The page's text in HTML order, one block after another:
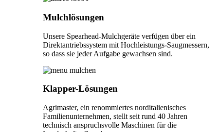
Mulchlösungen
Unsere Spearhead-Mulchgeräte verfügen über ein
Direktantriebssystem mit Hochleistungs-Saugmessern,
so dass sie jeder Aufgabe gewachsen sind.
Klapper-Lösungen
Agrimaster, ein renommiertes norditalienisches
Familienunternehmen, stellt seit rund 40 Jahren
technisch anspruchsvolle Maschinen für die